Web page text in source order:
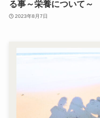
る事～栄養について～
2023年8月7日